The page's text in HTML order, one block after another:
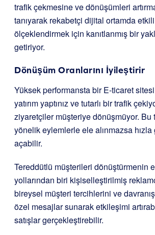
trafik çekmesine ve dönüşümleri
tanıyarak rekabetçi dijital ortamda
ölçeklendirmek için kanıtlanmış bir
getiriyor.
Dönüşüm Oranlarını İyileştirir
Yüksek performansta bir E-ticaret
yatırım yaptınız ve tutarlı bir trafik
ziyaretçiler müşteriye dönüşmüyor. Bu
yönelik eylemlerle ele alınmazsa hızla
açabilir.
Tereddütlü müşterileri dönüştürmenin
yollarından biri kişiselleştirilmiş
bireysel müşteri tercihlerini ve
özel mesajlar sunarak etkileşimi
satışlar gerçekleştirebilir.